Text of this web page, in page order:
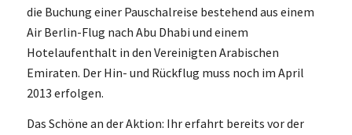
die Buchung einer Pauschalreise bestehend aus einem
Air Berlin-Flug nach Abu Dhabi und einem
Hotelaufenthalt in den Vereinigten Arabischen
Emiraten. Der Hin- und Rückflug muss noch im April
2013 erfolgen.
Das Schöne an der Aktion: Ihr erfahrt bereits vor der